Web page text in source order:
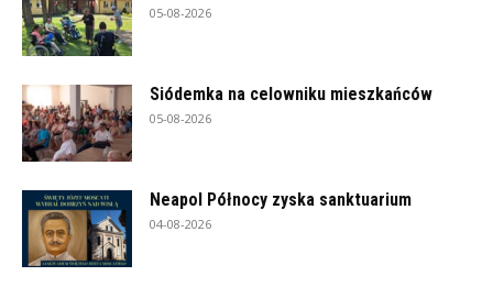
05-08-2026
Siódemka na celowniku mieszkańców
05-08-2026
Neapol Północy zyska sanktuarium
04-08-2026